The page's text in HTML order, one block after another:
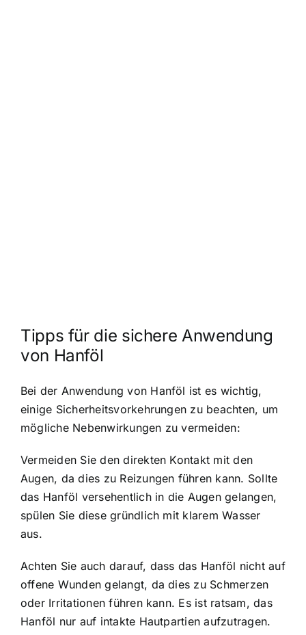
Tipps für die sichere Anwendung
von Hanföl
Bei der Anwendung von Hanföl ist es wichtig,
einige Sicherheitsvorkehrungen zu beachten, um
mögliche Nebenwirkungen zu vermeiden:
Vermeiden Sie den direkten Kontakt mit den
Augen, da dies zu Reizungen führen kann. Sollte
das Hanföl versehentlich in die Augen gelangen,
spülen Sie diese gründlich mit klarem Wasser
aus.
Achten Sie auch darauf, dass das Hanföl nicht auf
offene Wunden gelangt, da dies zu Schmerzen
oder Irritationen führen kann. Es ist ratsam, das
Hanföl nur auf intakte Hautpartien aufzutragen.